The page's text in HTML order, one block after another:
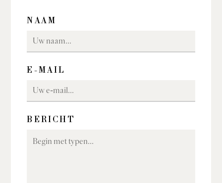
NAAM
E-MAIL
BERICHT